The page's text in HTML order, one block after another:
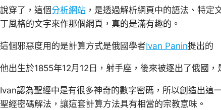
說穿了，這個分析網站 ，是透過解析網頁中的語法、特定
丁風格的文字來作那個網頁，真的是滿有趣的。
這個邪惡度用的是計算方式是俄國學者Ivan Panin提出的
他出生於1855年12月12日，射手座，後來被逐出了俄國
Ivan認為聖經中是有很多神奇的數字密碼，所以創造出
聖經密碼解法，讓這套計算方法具有相當的宗教意味。